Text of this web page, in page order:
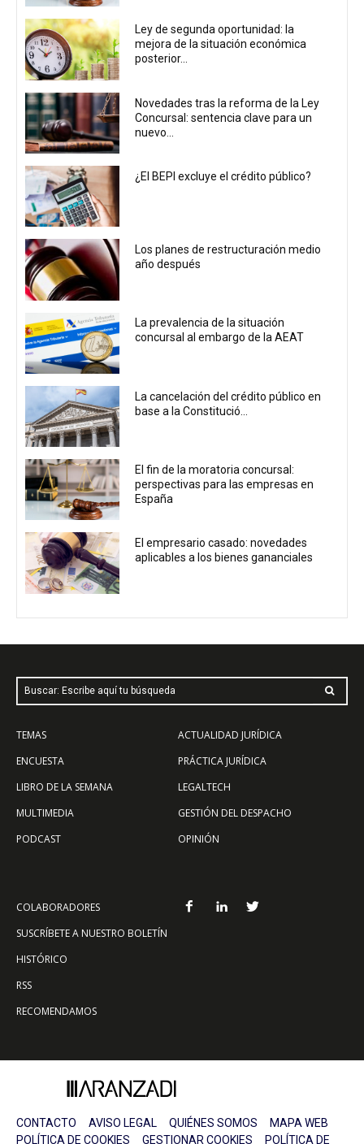
Ley de segunda oportunidad: la
mejora de la situación económica
posterior...
Novedades tras la reforma de la Ley
Concursal: sentencia clave para un
nuevo...
¿El BEPI excluye el crédito público?
Los planes de restructuración medio
año después
La prevalencia de la situación
concursal al embargo de la AEAT
La cancelación del crédito público en
base a la Constitució...
El fin de la moratoria concursal:
perspectivas para las empresas en
España
El empresario casado: novedades
aplicables a los bienes gananciales
Buscar: Escribe aquí tu búsqueda
TEMAS
ENCUESTA
LIBRO DE LA SEMANA
MULTIMEDIA
PODCAST
ACTUALIDAD JURÍDICA
PRÁCTICA JURÍDICA
LEGALTECH
GESTIÓN DEL DESPACHO
OPINIÓN
COLABORADORES
SUSCRÍBETE A NUESTRO BOLETÍN
HISTÓRICO
RSS
RECOMENDAMOS
CONTACTO AVISO LEGAL QUIÉNES SOMOS
MAPA WEB
POLÍTICA DE COOKIES
GESTIONAR COOKIES POLÍTICA DE